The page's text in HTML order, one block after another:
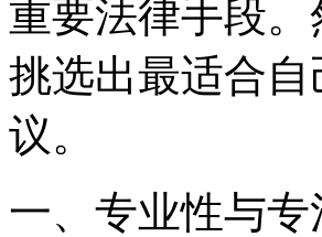
重要法律手段
挑选出最适合
议。
一、专业性与